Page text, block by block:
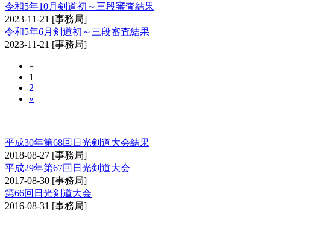
令和5年10月剣道初～三段審査結果
2023-11-21 [事務局]
令和5年6月剣道初～三段審査結果
2023-11-21 [事務局]
«
1
2
»
平成30年第68回日光剣道大会結果
2018-08-27 [事務局]
平成29年第67回日光剣道大会
2017-08-30 [事務局]
第66回日光剣道大会
2016-08-31 [事務局]